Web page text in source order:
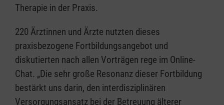
Therapie in der Praxis.
220 Ärztinnen und Ärzte nutzten dieses
praxisbezogene Fortbildungsangebot und
diskutierten nach allen Vorträgen rege im Online-
Chat. „Die sehr große Resonanz dieser Fortbildung
bestärkt uns darin, den interdisziplinären
Versorgungsansatz bei der Betreuung älterer